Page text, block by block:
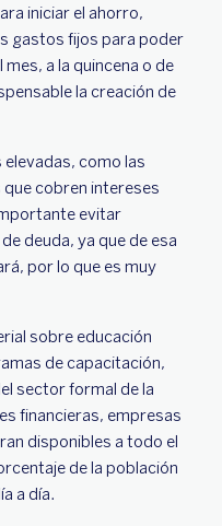
iniciar el ahorro,
gastos fijos para poder
a la quincena o de
la creación de
elevadas, como las
cobren intereses
evitar
deuda, ya que de esa
por lo que es muy
sobre educación
de capacitación,
sector formal de la
financieras, empresas
disponibles a todo el
de la población
a día.